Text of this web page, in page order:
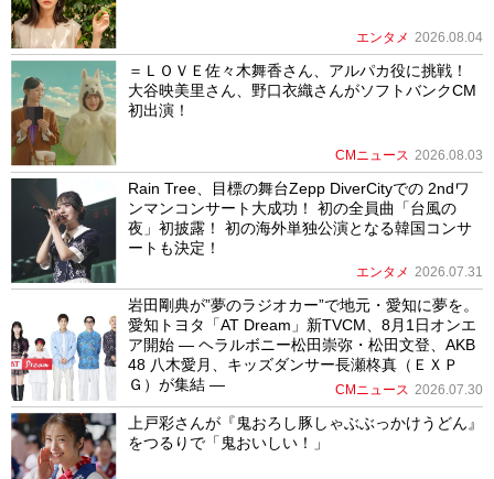
エンタメ 2026.08.04
＝ＬＯＶＥ佐々木舞香さん、アルパカ役に挑戦！
大谷映美里さん、野口衣織さんがソフトバンクCM
初出演！
CMニュース 2026.08.03
Rain Tree、目標の舞台Zepp DiverCityでの 2ndワ
ンマンコンサート大成功！ 初の全員曲「台風の
夜」初披露！ 初の海外単独公演となる韓国コンサ
ートも決定！
エンタメ 2026.07.31
岩田剛典が”夢のラジオカー”で地元・愛知に夢を。
愛知トヨタ「AT Dream」新TVCM、8月1日オンエ
ア開始 ― ヘラルボニー松田崇弥・松田文登、AKB
48 八木愛月、キッズダンサー長瀬柊真（ＥＸＰ
Ｇ）が集結 ―
CMニュース 2026.07.30
上戸彩さんが『鬼おろし豚しゃぶぶっかけうどん』
をつるりで「鬼おいしい！」